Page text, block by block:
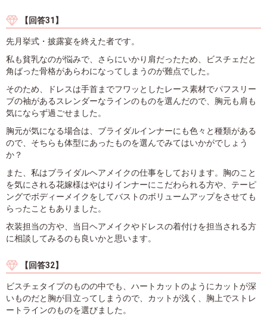
【回答31】
先月挙式・披露宴を終えた者です。
私も貧乳なのが悩みで、さらにいかり肩だったため、ビスチェだと
角ばった骨格があらわになってしまうのが難点でした。
そのため、ドレスは手首までフワッとしたレース素材でパフスリー
ブの袖があるスレンダーなラインのものを選んだので、胸元も肩も
気にならず過ごせました。
胸元が気になる場合は、ブライダルインナーにも色々と種類がある
ので、そちらも体型にあったものを選んでみてはいかがでしょう
か？
また、私はブライダルヘアメイクの仕事をしております。胸のこと
を気にされる花嫁様はやはりインナーにこだわられる方や、テーピ
ングでボディーメイクをしてバストのボリュームアップをさせても
らったこともありました。
衣装担当の方や、当日ヘアメイクやドレスの着付けを担当される方
に相談してみるのも良いかと思います。
【回答32】
ビスチェタイプのものの中でも、ハートカットのようにカットが深
いものだと胸が目立ってしまうので、カットが浅く、胸上でストレ
ートラインのものを選びました。